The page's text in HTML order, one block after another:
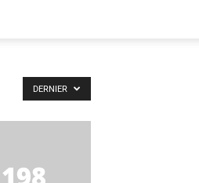
DERNIER